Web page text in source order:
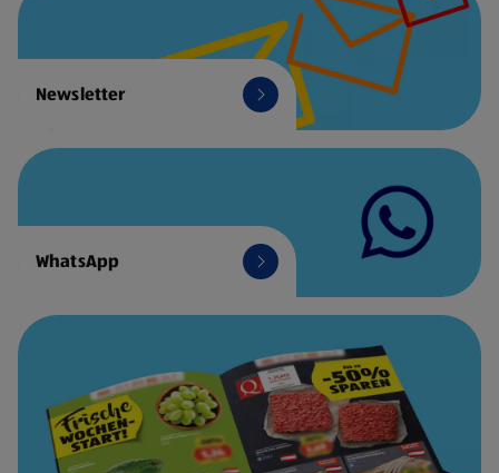
Newsletter
WhatsApp